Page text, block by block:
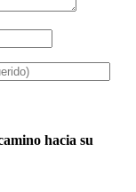
hacia su